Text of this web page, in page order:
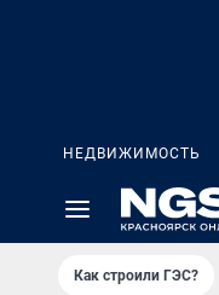
НЕДВИЖИМОСТЬ
Как строили ГЭС?